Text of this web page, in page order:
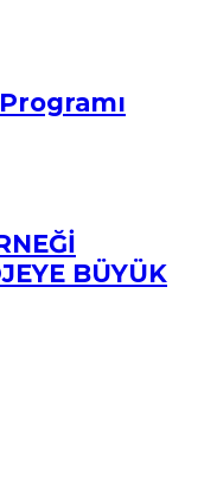
BÜYÜK